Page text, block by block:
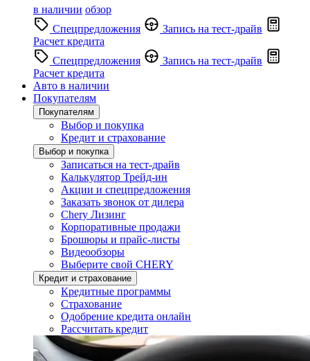
в наличии обзор
Спецпредложения
Запись на тест-драйв
Расчет кредита
Спецпредложения
Запись на тест-драйв
Расчет кредита
Авто в наличии
Покупателям
Покупателям
Выбор и покупка
Кредит и страхование
Выбор и покупка
Записаться на тест-драйв
Калькулятор Трейд-ин
Акции и спецпредложения
Заказать звонок от дилера
Chery Лизинг
Корпоративные продажи
Брошюры и прайс-листы
Видеообзоры
Выберите свой CHERY
Кредит и страхование
Кредитные программы
Страхование
Одобрение кредита онлайн
Рассчитать кредит